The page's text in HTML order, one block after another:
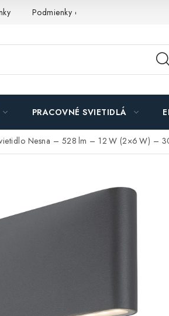
Podmienky ochrany osobných údajov
PRACOVNÉ SVIETIDLÁ
Nesna – 528 lm – 12 W (2×6 W) –